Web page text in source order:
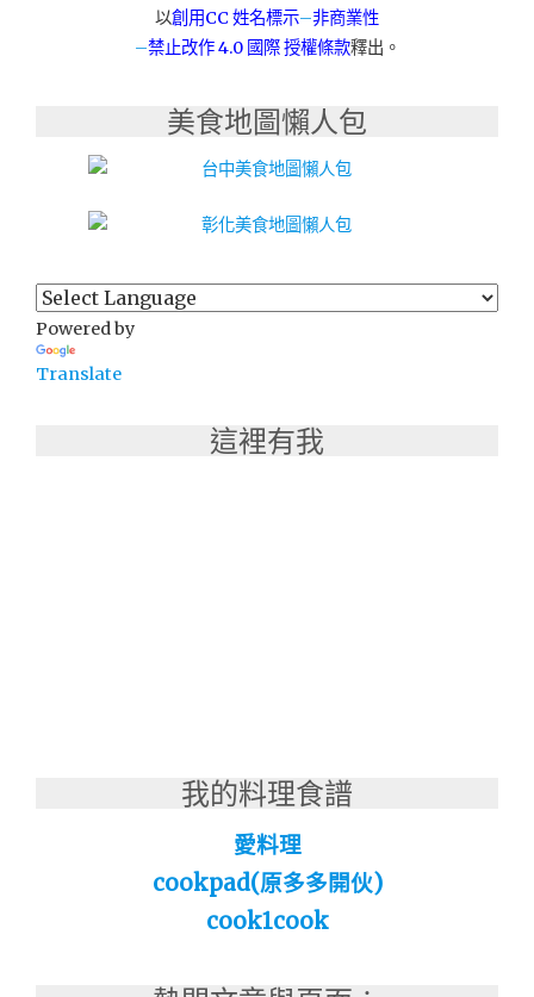
桌
美
分！"
以創用CC 姓名標示–非商業性
–禁止改作4.0 國際 授權條款釋出。
美食地圖懶人包
Powered by
Translate
這裡有我
我的料理食譜
愛料理
cookpad(原多多開伙)
cook1cook